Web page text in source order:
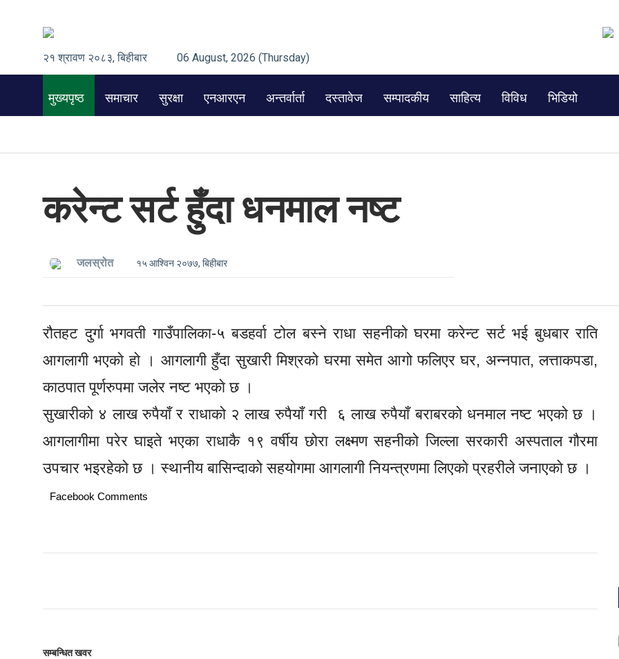
२१ श्रावण २०८३, बिहीबार 06 August, 2026 (Thursday)
मुख्यपृष्ठ समाचार सुरक्षा एनआरएन अन्तर्वार्ता दस्तावेज सम्पादकीय साहित्य विविध भिडियो
करेन्ट सर्ट हुँदा धनमाल नष्ट
जलस्रोत १५ आश्विन २०७७, बिहीबार
रौतहट दुर्गा भगवती गाउँपालिका-५ बडहर्वा टोल बस्ने राधा सहनीको घरमा करेन्ट सर्ट भई बुधबार राति
आगलागी भएकाे हाे । आगलागी हुँदा सुखारी मिश्रको घरमा समेत आगो फलिएर घर, अन्नपात, लत्ताकपडा,
काठपात पूर्णरुपमा जलेर नष्ट भएकाे छ ।
सुखारीको ४ लाख रुपैयाँ र राधाको २ लाख रुपैयाँ गरी ६ लाख रुपैयाँ बराबरको धनमाल नष्ट भएको छ ।
आगलागीमा परेर घाइते भएका राधाकै १९ वर्षीय छोरा लक्ष्मण सहनीको जिल्ला सरकारी अस्पताल गौरमा
उपचार भइरहेको छ । स्थानीय बासिन्दाको सहयोगमा आगलागी नियन्त्रणमा लिएकाे प्रहरीले जनाएकाे छ ।
Facebook Comments
सम्बन्धित खवर